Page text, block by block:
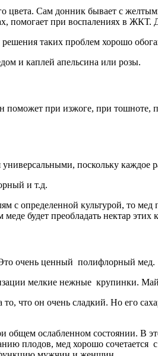
Сам донник бывает с
помогает при воспалениях в
таких проблем хорошо
и каплей апельсина или розы.
при изжоге, при тошноте,
поскольку каждое
и т.д.
с определенной культурой, то
будет преобладать нектар этих
очень ценный полифлорный мед.
мелкие нежные крупинки.
что он очень сладкий. Но его
ослабленном состоянии. В
плодов, мед хорошо